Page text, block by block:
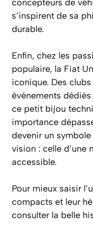
concepteurs de
s’inspirent de sa
durable.
Enfin, chez les
populaire, la Fiat
iconique. Des
événements
ce petit bijou
importance
devenir un symbole
vision : celle
accessible.
Pour mieux saisir
compacts et leur
consulter la belle